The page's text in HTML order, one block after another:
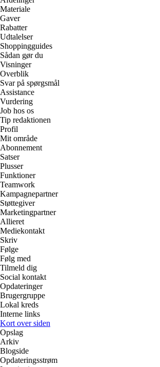
Materiale
Gaver
Rabatter
Udtalelser
Shoppingguides
Sådan gør du
Visninger
Overblik
Svar på spørgsmål
Assistance
Vurdering
Job hos os
Tip redaktionen
Profil
Mit område
Abonnement
Satser
Plusser
Funktioner
Teamwork
Kampagnepartner
Støttegiver
Marketingpartner
Allieret
Mediekontakt
Skriv
Følge
Følg med
Tilmeld dig
Social kontakt
Opdateringer
Brugergruppe
Lokal kreds
Interne links
Kort over siden
Opslag
Arkiv
Blogside
Opdateringsstrøm